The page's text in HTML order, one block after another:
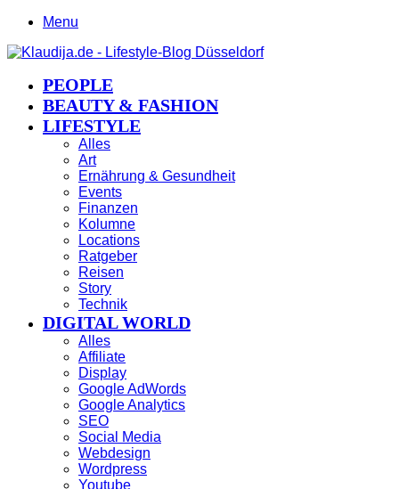
Menu
PEOPLE
BEAUTY & FASHION
LIFESTYLE
Alles
Art
Ernährung & Gesundheit
Events
Finanzen
Kolumne
Locations
Ratgeber
Reisen
Story
Technik
DIGITAL WORLD
Alles
Affiliate
Display
Google AdWords
Google Analytics
SEO
Social Media
Webdesign
Wordpress
Youtube